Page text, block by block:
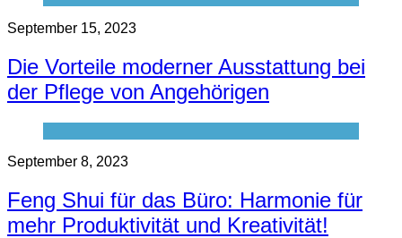
September 15, 2023
Die Vorteile moderner Ausstattung bei
der Pflege von Angehörigen
September 8, 2023
Feng Shui für das Büro: Harmonie für
mehr Produktivität und Kreativität!